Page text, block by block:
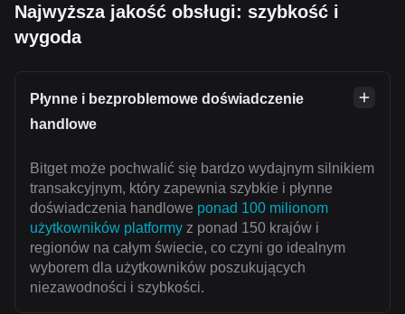
Najwyższa jakość obsługi: szybkość i
wygoda
Płynne i bezproblemowe doświadczenie
handlowe
Bitget może pochwalić się bardzo wydajnym silnikiem
transakcyjnym, który zapewnia szybkie i płynne
doświadczenia handlowe ponad 100 milionom
użytkowników platformy z ponad 150 krajów i
regionów na całym świecie, co czyni go idealnym
wyborem dla użytkowników poszukujących
niezawodności i szybkości.